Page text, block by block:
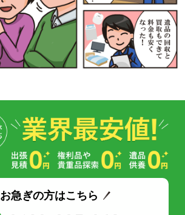
お急ぎの方はこちら